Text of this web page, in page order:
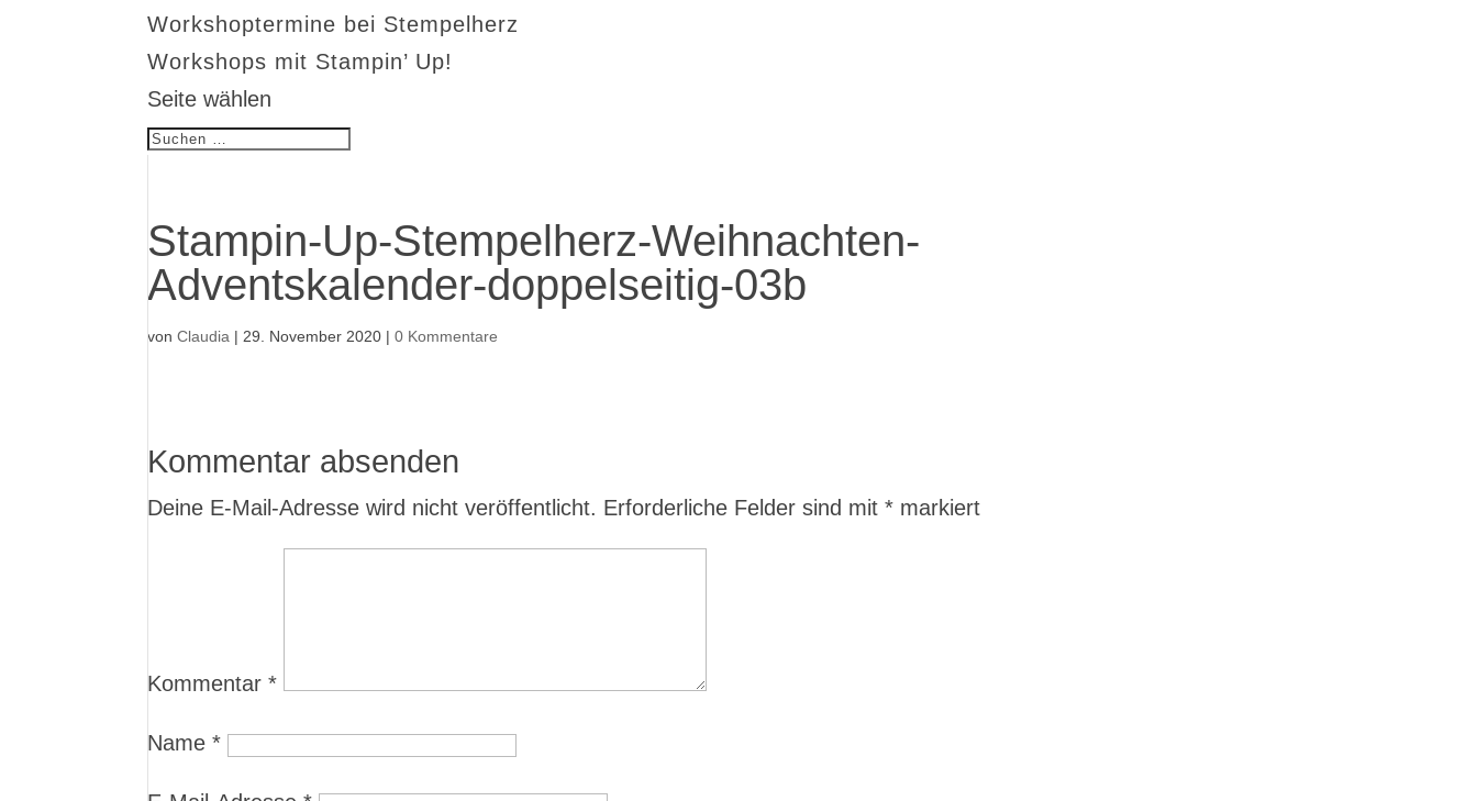
Workshoptermine bei Stempelherz
Workshops mit Stampin’ Up!
Seite wählen
Stampin-Up-Stempelherz-Weihnachten-
Adventskalender-doppelseitig-03b
vonClaudia | 29. November 2020 |0 Kommentare
Kommentar absenden
Deine E-Mail-Adresse wird nicht veröffentlicht. Erforderliche Felder sind mit* markiert
Kommentar*
Name*